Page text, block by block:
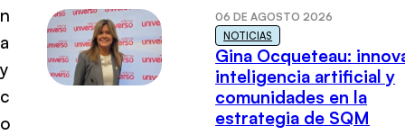
n
a
y
c
o
06 DE AGOSTO 2026
NOTICIAS
Gina Ocqueteau:
inteligencia artificial y
comunidades en la
estrategia de SQM